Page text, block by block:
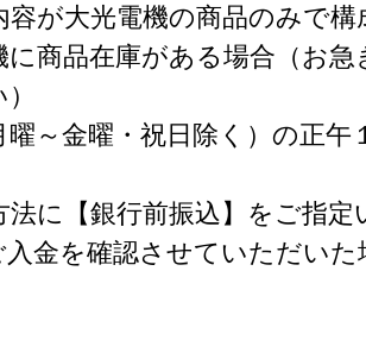
が大光電機の商品のみで構
商品在庫がある場合（お急
～金曜・祝日除く）の正午
に【銀行前振込】をご指定
入金を確認させていただいた